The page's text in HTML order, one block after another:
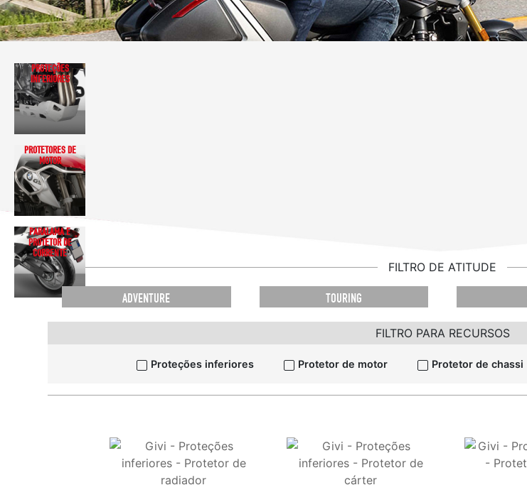
PROTEÇÕES
INFERIORES
PROTETORES DE
MOTOR
PARALAMA E
PROTETOR DE
CORRENTE
FILTRO DE ATITUDE
ADVENTURE TOURING
FILTRO PARA RECURSOS
Proteções inferiores Protetor de motor Protetor de chassi